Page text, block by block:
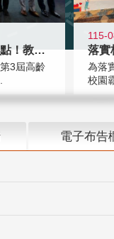
高齡不是終點而是夢想起點！教育部打
3屆高齡
115-
為落
校園
電子布告